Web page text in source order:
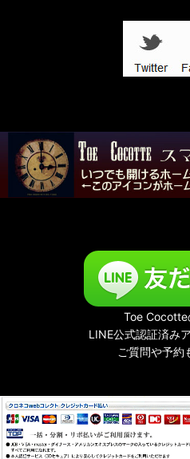
Toe Cocotte
LINE公式認証済み
ご質問や予約